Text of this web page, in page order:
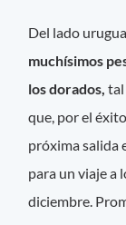
Del lado
muchísimos
los dorados,tal
que, por el
próxima salida
para un viaje a
diciembre.